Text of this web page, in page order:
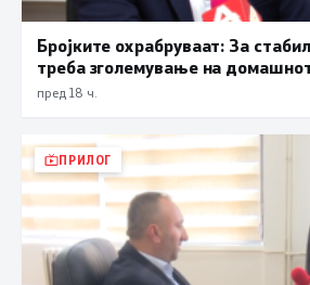
Бројките охрабруваат: За
треба зголемување на
пред 18 ч.
ПРИЛОГ